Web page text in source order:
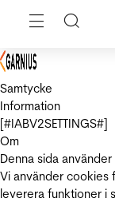
Samtycke
Information
[#IABV2SETTINGS#]
Om
Denna sida
Vi använder cookies
leverera funktioner i